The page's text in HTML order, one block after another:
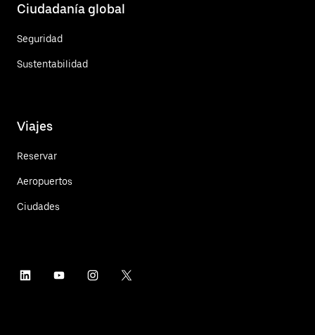
Ciudadanía global
Seguridad
Sustentabilidad
Viajes
Reservar
Aeropuertos
Ciudades